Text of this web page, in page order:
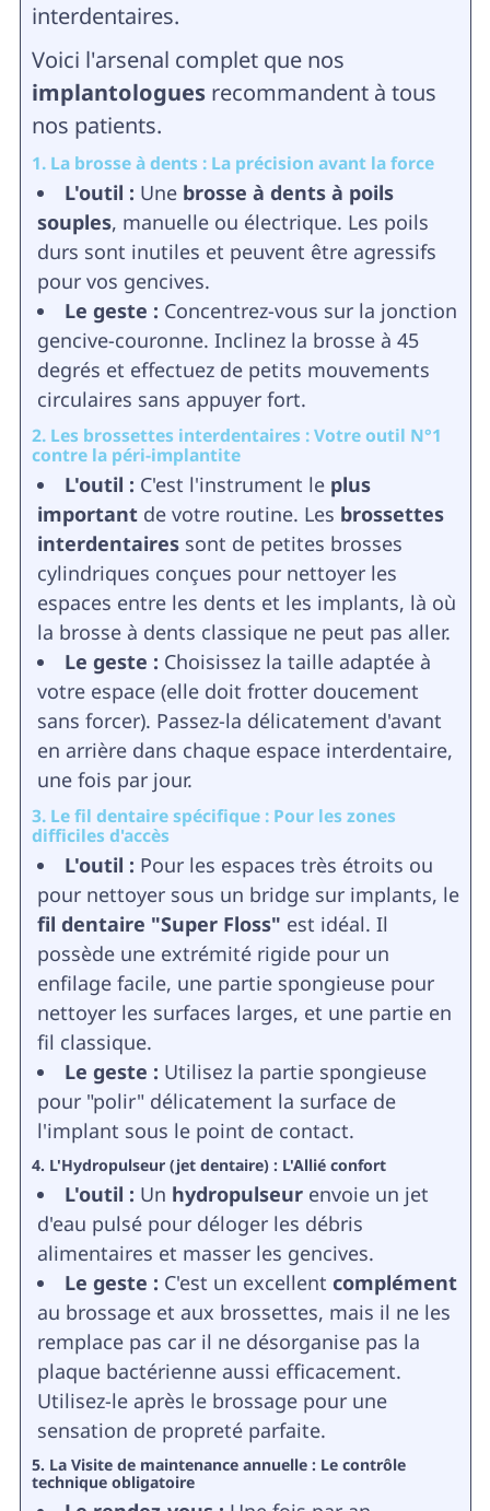
interdentaires.
Voici l'arsenal complet que nos
implantologuesrecommandent à tous
nos patients.
1. La brosse à dents : La précision avant la force
L'outil : Une brosse à dents à poils
souples, manuelle ou électrique. Les poils
durs sont inutiles et peuvent être agressifs
pour vos gencives.
Le geste : Concentrez-vous sur la jonction
gencive-couronne. Inclinez la brosse à 45
degrés et effectuez de petits mouvements
circulaires sans appuyer fort.
2. Les brossettes interdentaires : Votre outil N°1
contre la péri-implantite
L'outil : C'est l'instrument le plus
importantde votre routine. Les brossettes
interdentairessont de petites brosses
cylindriques conçues pour nettoyer les
espaces entre les dents et les implants, là où
la brosse à dents classique ne peut pas aller.
Le geste : Choisissez la taille adaptée à
votre espace (elle doit frotter doucement
sans forcer). Passez-la délicatement d'avant
en arrière dans chaque espace interdentaire,
une fois par jour.
3. Le fil dentaire spécifique : Pour les zones
difficiles d'accès
L'outil : Pour les espaces très étroits ou
pour nettoyer sous un bridge sur implants, le
fil dentaire "Super Floss" est idéal. Il
possède une extrémité rigide pour un
enfilage facile, une partie spongieuse pour
nettoyer les surfaces larges, et une partie en
fil classique.
Le geste : Utilisez la partie spongieuse
pour "polir" délicatement la surface de
l'implant sous le point de contact.
4. L'Hydropulseur (jet dentaire) : L'Allié confort
L'outil : Un hydropulseurenvoie un jet
d'eau pulsé pour déloger les débris
alimentaires et masser les gencives.
Le geste : C'est un excellent complément
au brossage et aux brossettes, mais il ne les
remplace pas car il ne désorganise pas la
plaque bactérienne aussi efficacement.
Utilisez-le après le brossage pour une
sensation de propreté parfaite.
5. La Visite de maintenance annuelle : Le contrôle
technique obligatoire